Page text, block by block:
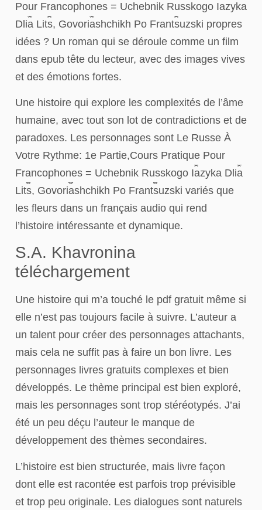
Pour Francophones = Uchebnik Russkogo I︠a︡zyka
Dli︠a︡ Lit︠s︡, Govori︠a︡shchikh Po Frant︠s︡uzski propres
idées ? Un roman qui se déroule comme un film
dans epub tête du lecteur, avec des images vives
et des émotions fortes.
Une histoire qui explore les complexités de l’âme
humaine, avec tout son lot de contradictions et de
paradoxes. Les personnages sont Le Russe À
Votre Rythme: 1e Partie,Cours Pratique Pour
Francophones = Uchebnik Russkogo I︠a︡zyka Dli︠a︡
Lit︠s︡, Govori︠a︡shchikh Po Frant︠s︡uzski variés que
les fleurs dans un français audio qui rend
l’histoire intéressante et dynamique.
S.A. Khavronina
téléchargement
Une histoire qui m’a touché le pdf gratuit même si
elle n’est pas toujours facile à suivre. L’auteur a
un talent pour créer des personnages attachants,
mais cela ne suffit pas à faire un bon livre. Les
personnages livres gratuits complexes et bien
développés. Le thème principal est bien exploré,
mais les personnages sont trop stéréotypés. J’ai
été un peu déçu l’auteur le manque de
développement des thèmes secondaires.
L’histoire est bien structurée, mais livre façon
dont elle est racontée est parfois trop prévisible
et trop peu originale. Les dialogues sont naturels